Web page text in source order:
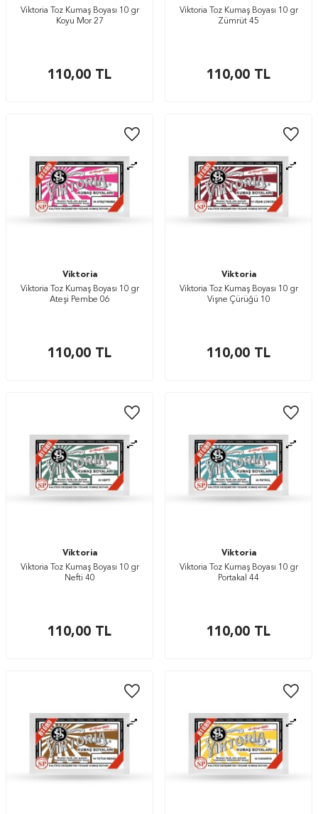
Viktoria Toz Kumaş Boyası 10 gr
Koyu Mor 27
110,00 TL
Viktoria Toz Kumaş Boyası 10 gr
Zümrüt 45
110,00 TL
Viktoria
Viktoria Toz Kumaş Boyası 10 gr
Ateşi Pembe 06
110,00 TL
Viktoria
Viktoria Toz Kumaş Boyası 10 gr
Vişne Çürüğü 10
110,00 TL
Viktoria
Viktoria Toz Kumaş Boyası 10 gr
Nefti 40
110,00 TL
Viktoria
Viktoria Toz Kumaş Boyası 10 gr
Portakal 44
110,00 TL